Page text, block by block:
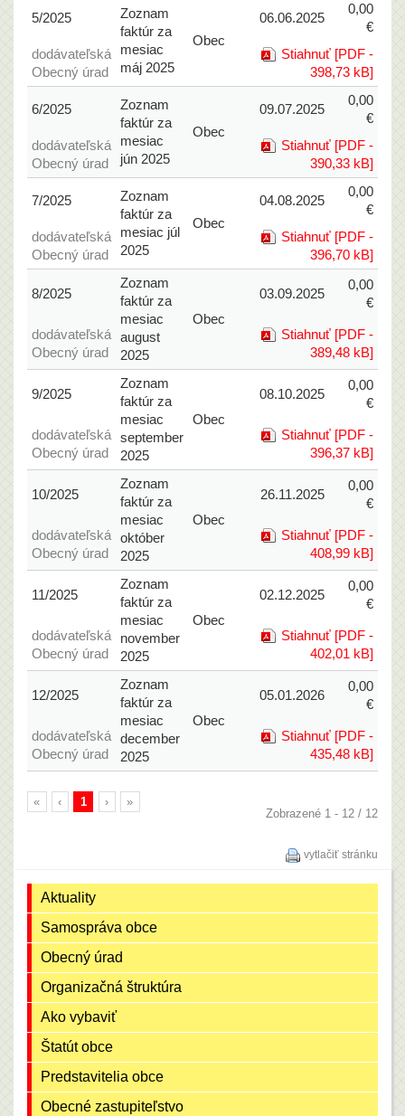
Aktuality
Samospráva obce
Obecný úrad
Organizačná štruktúra
Ako vybaviť
Štatút obce
Predstavitelia obce
Obecné zastupiteľstvo
5/2025
Zoznam
faktúr za
mesiac
máj 2025
Obec
06.06.2025
0,00
€
dodávateľská
Obecný úrad
Stiahnuť [PDF -
398,73 kB]
6/2025
Zoznam
faktúr za
mesiac
jún 2025
Obec
09.07.2025
0,00
€
dodávateľská
Obecný úrad
Stiahnuť [PDF -
390,33 kB]
7/2025
Zoznam
faktúr za
mesiac júl
2025
Obec
04.08.2025
0,00
€
dodávateľská
Obecný úrad
Stiahnuť [PDF -
396,70 kB]
8/2025
Zoznam
faktúr za
mesiac
august
2025
Obec
03.09.2025
0,00
€
dodávateľská
Obecný úrad
Stiahnuť [PDF -
389,48 kB]
9/2025
Zoznam
faktúr za
mesiac
september
2025
Obec
08.10.2025
0,00
€
dodávateľská
Obecný úrad
Stiahnuť [PDF -
396,37 kB]
10/2025
Zoznam
faktúr za
mesiac
október
2025
Obec
26.11.2025
0,00
€
dodávateľská
Obecný úrad
Stiahnuť [PDF -
408,99 kB]
11/2025
Zoznam
faktúr za
mesiac
november
2025
Obec
02.12.2025
0,00
€
dodávateľská
Obecný úrad
Stiahnuť [PDF -
402,01 kB]
12/2025
Zoznam
faktúr za
mesiac
december
2025
Obec
05.01.2026
0,00
€
dodávateľská
Obecný úrad
Stiahnuť [PDF -
435,48 kB]
Zobrazené 1 - 12 / 12
« ‹ 1 › »
vytlačiť stránku